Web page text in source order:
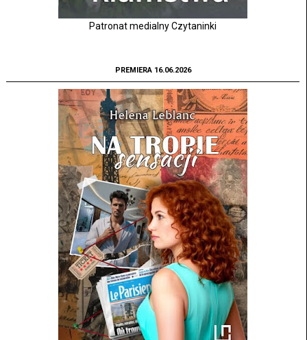
Patronat medialny Czytaninki
PREMIERA 16.06.2026